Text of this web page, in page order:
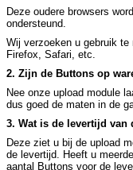
Deze oudere browsers
ondersteund.
Wij verzoeken u gebruik
Firefox, Safari, etc.
2. Zijn de Buttons op
Nee onze upload module
dus goed de maten in de
3. Wat is de levertijd van
Deze ziet u bij de upload
de levertijd. Heeft u
aantal Buttons voor de